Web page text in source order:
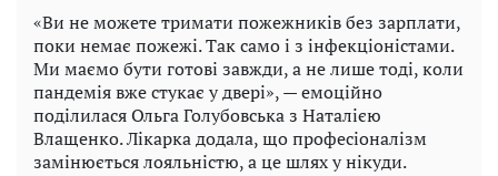
«Ви не можете тримати пожежників без зарплати,
поки немає пожежі. Так само і з інфекціоністами.
Ми маємо бути готові завжди, а не лише тоді, коли
пандемія вже стукає у двері», — емоційно
поділилася Ольга Голубовська з Наталією
Влащенко. Лікарка додала, що професіоналізм
замінюється лояльністю, а це шлях у нікуди.